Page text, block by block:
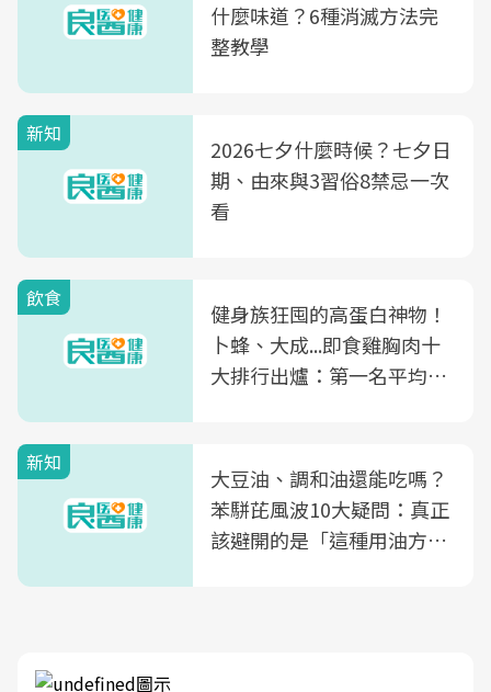
什麼味道？6種消滅方法完
整教學
新知
2026七夕什麼時候？七夕日
期、由來與3習俗8禁忌一次
看
飲食
健身族狂囤的高蛋白神物！
卜蜂、大成...即食雞胸肉十
大排行出爐：第一名平均一
新知
大豆油、調和油還能吃嗎？
苯駢芘風波10大疑問：真正
該避開的是「這種用油方